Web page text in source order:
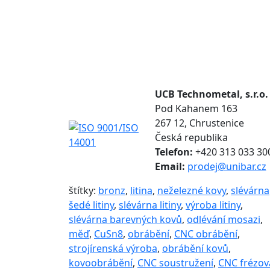
UCB Technometal, s.r.o.
Pod Kahanem 163
267 12, Chrustenice
Česká republika
Telefon: +420 313 033
Email: prodej@unibar.cz
štítky: bronz, litina, neželezné kovy, slévárna
šedé litiny, slévárna litiny, výroba litiny,
slévárna barevných kovů, odlévání mosazi,
měď, CuSn8, obrábění, CNC obrábění,
strojírenská výroba, obrábění kovů,
kovoobrábění, CNC soustružení, CNC